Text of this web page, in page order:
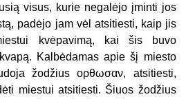
visus, kurie negalėjo įminti jos
padėjo jam vėl atsitiesti, kaip jis
kvėpavimą, kai šis buvo
Kalbėdamas apie šį miesto
žodžius ορθωσαν, atsitiesti,
miestui atsitiesti. Šiuos žodžius